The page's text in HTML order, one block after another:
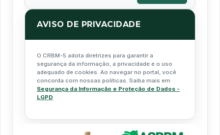
AVISO DE PRIVACIDADE
O CRBM-5 adota diretrizes para garantir a
segurança da informação, a privacidade e o uso
adequado de cookies. Ao navegar no portal, você
concorda com nossas políticas. Saiba mais em
Segurança da Informação e Proteção de Dados -
LGPD